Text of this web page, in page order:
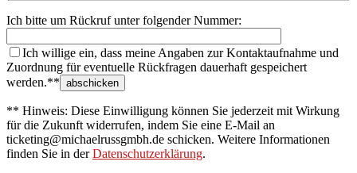
Ich bitte um Rückruf unter folgender Nummer:
Ich willige ein, dass meine Angaben zur Kontaktaufnahme und
Zuordnung für eventuelle Rückfragen dauerhaft gespeichert
werden.**
** Hinweis: Diese Einwilligung können Sie jederzeit mit Wirkung
für die Zukunft widerrufen, indem Sie eine E-Mail an
ticketing@michaelrussgmbh.de schicken. Weitere Informationen
finden Sie in derDatenschutzerklärung.